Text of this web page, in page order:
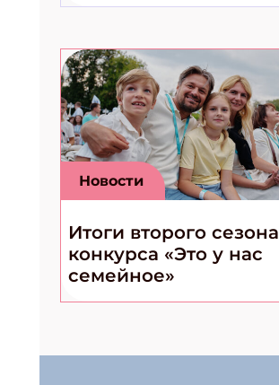
Новости
Итоги второго сезона
конкурса «Это у нас
семейное»